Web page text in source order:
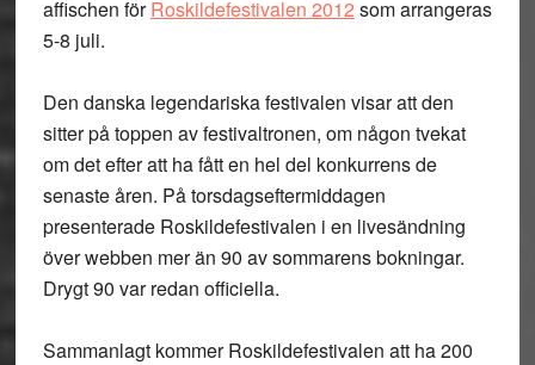
affischen förRoskildefestivalen 2012 som arrangeras
5-8 juli.
Den danska legendariska festivalen visar att den
sitter på toppen av festivaltronen, om någon tvekat
om det efter att ha fått en hel del konkurrens de
senaste åren. På torsdagseftermiddagen
presenterade Roskildefestivalen i en livesändning
över webben mer än 90 av sommarens bokningar.
Drygt 90 var redan officiella.
Sammanlagt kommer Roskildefestivalen att ha 200